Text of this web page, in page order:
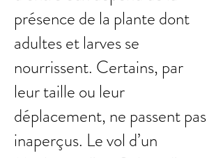
présence de la plante dont
adultes et larves se
nourrissent. Certains, par
leur taille ou leur
déplacement, ne passent pas
inaperçus. Le vol d’un